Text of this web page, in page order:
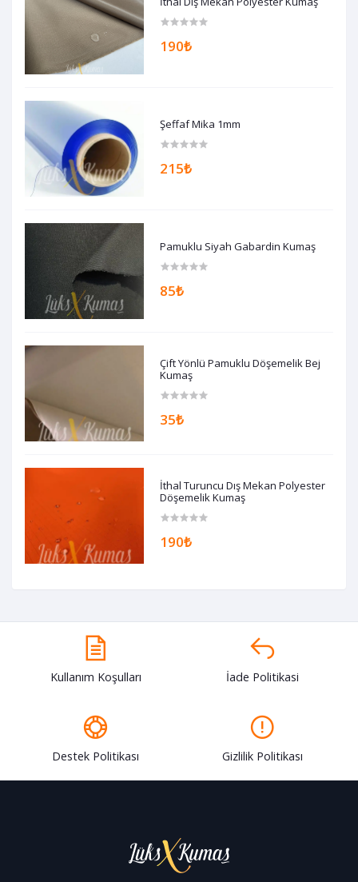
190₺
Şeffaf Mika 1mm
215₺
Pamuklu Siyah Gabardin Kumaş
85₺
Çift Yönlü Pamuklu Döşemelik Bej
Kumaş
35₺
İthal Turuncu Dış Mekan Polyester
Döşemelik Kumaş
190₺
Kullanım Koşulları İade Politikasi
Destek Politikası Gizlilik Politikası